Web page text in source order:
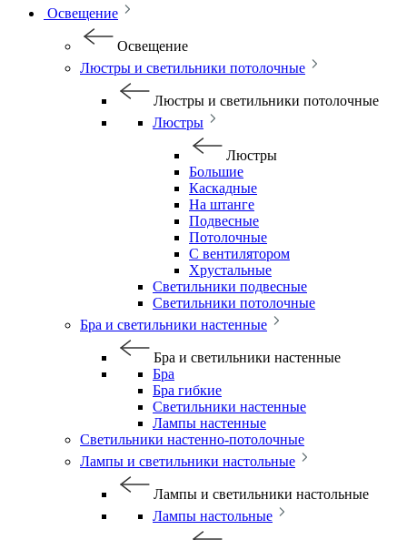
Освещение
Освещение
Люстры и светильники потолочные
Люстры и светильники потолочные
Люстры
Люстры
Большие
Каскадные
На штанге
Подвесные
Потолочные
С вентилятором
Хрустальные
Светильники подвесные
Светильники потолочные
Бра и светильники настенные
Бра и светильники настенные
Бра
Бра гибкие
Светильники настенные
Лампы настенные
Светильники настенно-потолочные
Лампы и светильники настольные
Лампы и светильники настольные
Лампы настольные